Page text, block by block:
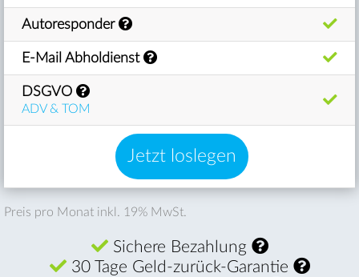
Autoresponder
E-Mail Abholdienst
DSGVO
ADV & TOM
Jetzt loslegen
Preis pro Monat inkl. 19% MwSt.
Sichere Bezahlung
30 Tage Geld-zurück-Garantie